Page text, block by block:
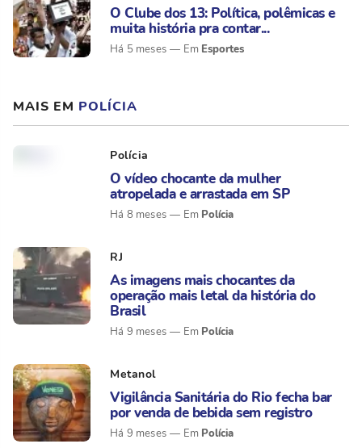
O Clube dos 13: Política, polêmicas e
muita história pra contar...
Há 5 meses Esportes
MAIS EM POLÍCIA
Polícia
O vídeo chocante da mulher
atropelada e arrastada em SP
Há 8 meses Polícia
RJ
As imagens mais chocantes da
operação mais letal da história do
Brasil
Há 9 meses Polícia
Metanol
Vigilância Sanitária do Rio fecha bar
por venda de bebida sem registro
Há 9 meses Polícia